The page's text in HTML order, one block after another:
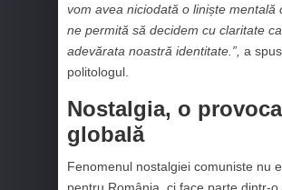
vom avea niciodată o liniște mentală
ne permită să decidem cu claritate
adevărata noastră identitate.”, a spus
politologul.
Nostalgia, o
globală
Fenomenul nostalgiei comuniste nu